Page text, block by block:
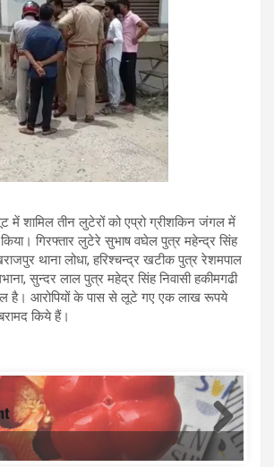
में शामिल तीन लुटेरों को एप्रो ग्रीशकिन जंगल में
गिरफ्तार लुटेरे सुभाष वघेल पुत्र महेन्द्र सिंह
थाना लोधा, हरिश्चन्द्र खटीक पुत्र रेशमपाल
सुन्दर लाल पुत्र महेद्र सिंह निवासी हकीमगढी
है। आरोपियों के पास से लूटे गए एक लाख रूपये
किये हैं।